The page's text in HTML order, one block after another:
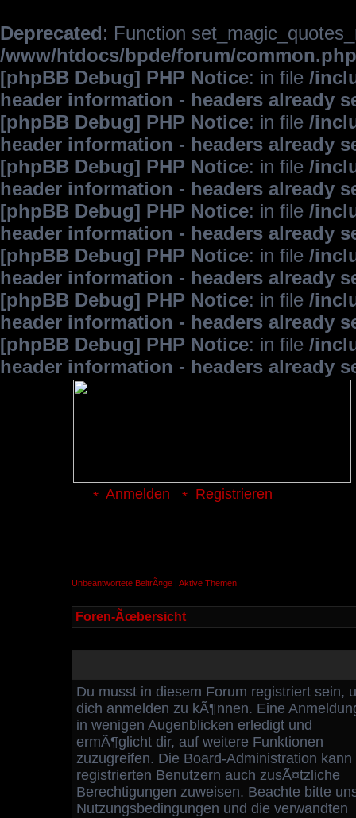
Deprecated: Function
/www/htdocs/bpde/forum/common.php
[phpBB Debug] PHP Notice: in file /
header information - headers already
[phpBB Debug] PHP Notice: in file /
header information - headers already
[phpBB Debug] PHP Notice: in file /
header information - headers already
[phpBB Debug] PHP Notice: in file /
header information - headers already
[phpBB Debug] PHP Notice: in file /
header information - headers already
[phpBB Debug] PHP Notice: in file /
header information - headers already
[phpBB Debug] PHP Notice: in file /
header information - headers already
Anmelden Registrieren
Unbeantwortete BeitrÃ¤ge | Aktive Themen
Foren-Ãœbersicht
Du musst in diesem Forum registriert sein,
dich anmelden zu kÃ¶nnen. Eine
in wenigen Augenblicken erledigt und
ermÃ¶glicht dir, auf weitere Funktionen
zuzugreifen. Die Board-Administration kann
registrierten Benutzern auch zusÃ¤tzliche
Berechtigungen zuweisen. Beachte bitte
Nutzungsbedingungen und die verwandten